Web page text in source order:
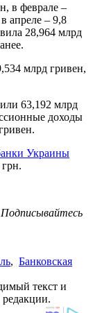
в феврале –
апреле – 9,8
28,964 млрд
млрд гривен,
63,192 млрд
доходы
Украины
Подписывайтесь
, Банковская
текст и